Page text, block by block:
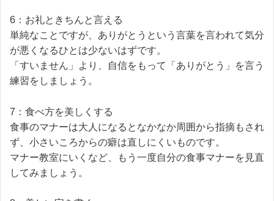
6：お礼ときちんと言える
単純なことですが、ありがとうという言葉を言われて気分
が悪くなるひとは少ないはずです。
「すいません」より、自信をもって「ありがとう」を言う
練習をしましょう。
7：食べ方を美しくする
食事のマナーは大人になるとなかなか周囲から指摘もされ
ず、小さいころからの癖は直しにくいものです。
マナー教室にいくなど、もう一度自分の食事マナーを見直
してみましょう。